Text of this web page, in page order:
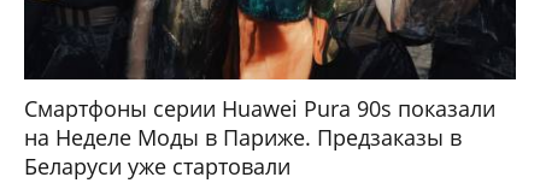
Смартфоны серии Huawei Pura 90s показали
на Неделе Моды в Париже. Предзаказы в
Беларуси уже стартовали